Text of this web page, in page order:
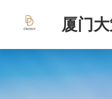
厦门